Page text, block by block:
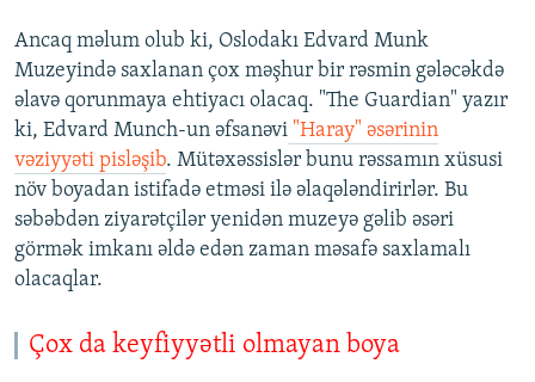
Ancaq məlum olub ki, Oslodakı Edvard Munk
Muzeyində saxlanan çox məşhur bir rəsmin gələcəkdə
əlavə qorunmaya ehtiyacı olacaq. "The Guardian" yazır
ki, Edvard Munch-un əfsanəvi "Haray" əsərinin
vəziyyəti pisləşib. Mütəxəssislər bunu rəssamın xüsusi
növ boyadan istifadə etməsi ilə əlaqələndirirlər. Bu
səbəbdən ziyarətçilər yenidən muzeyə gəlib əsəri
görmək imkanı əldə edən zaman məsafə saxlamalı
olacaqlar.
Çox da keyfiyyətli olmayan boya